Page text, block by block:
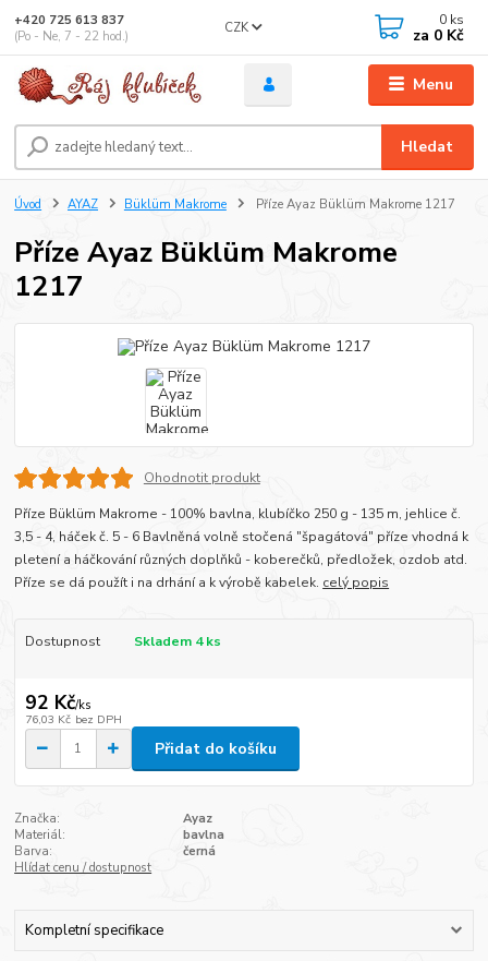
Menu
CZK
Hledat
+420 725 613 837
(Po - Ne, 7 - 22 hod.)
0 ks
za 0 Kč
Úvod AYAZ Büklüm Makrome Příze Ayaz Büklüm Makrome 1217
Příze Ayaz Büklüm Makrome
1217
Ohodnotit produkt
Příze Büklüm Makrome - 100% bavlna, klubíčko 250 g - 135 m, jehlice č.
3,5 - 4, háček č. 5 - 6 Bavlněná volně stočená "špagátová" příze vhodná k
pletení a háčkování různých doplňků - koberečků, předložek, ozdob atd.
Příze se dá použít i na drhání a k výrobě kabelek. celý popis
Dostupnost Skladem 4 ks
92 Kč/ks
76,03 Kč bez DPH
Přidat do košíku
Značka:
Ayaz
Materiál:
bavlna
Barva:
černá
Hlídat cenu / dostupnost
Kompletní specifikace